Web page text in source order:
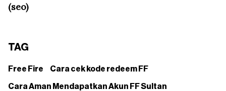
(seo)
TAG
Free Fire Cara cek kode redeem FF
Cara Aman Mendapatkan Akun FF Sultan